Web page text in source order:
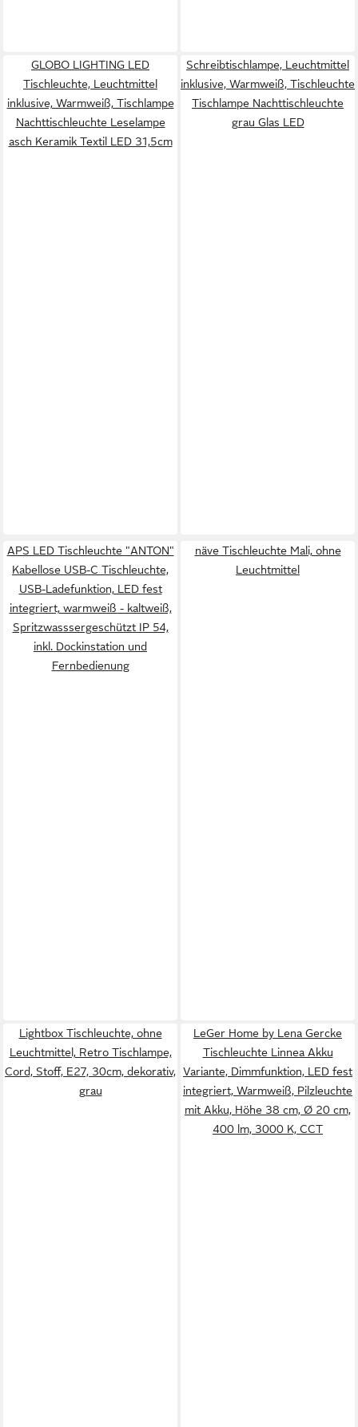
GLOBO LIGHTING LED
Tischleuchte, Leuchtmittel
inklusive, Warmweiß, Tischlampe
Nachttischleuchte Leselampe
asch Keramik Textil LED 31,5cm
Schreibtischlampe, Leuchtmittel
inklusive, Warmweiß, Tischleuchte
Tischlampe Nachttischleuchte
grau Glas LED
APS LED Tischleuchte "ANTON"
Kabellose USB-C Tischleuchte,
USB-Ladefunktion, LED fest
integriert, warmweiß - kaltweiß,
Spritzwasssergeschützt IP 54,
inkl. Dockinstation und
Fernbedienung
näve Tischleuchte Mali, ohne
Leuchtmittel
Lightbox Tischleuchte, ohne
Leuchtmittel, Retro Tischlampe,
Cord, Stoff, E27, 30cm, dekorativ,
grau
LeGer Home by Lena Gercke
Tischleuchte Linnea Akku
Variante, Dimmfunktion, LED fest
integriert, Warmweiß, Pilzleuchte
mit Akku, Höhe 38 cm, Ø 20 cm,
400 lm, 3000 K, CCT